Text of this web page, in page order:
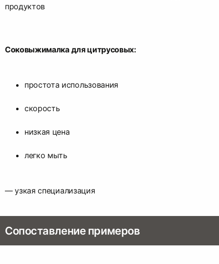
продуктов
Соковыжималка для цитрусовых:
простота использования
скорость
низкая цена
легко мыть
— узкая специализация
Сопоставление примеров